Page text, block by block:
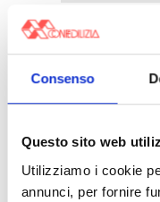
Consenso
Questo sito web
Utilizziamo i cookie
annunci, per fornire